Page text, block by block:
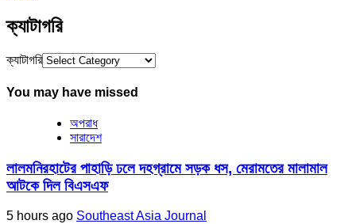
ক্যাটাগরি
ক্যাটাগরি
You may have missed
অপরাধ
সারাদেশ
লালমনিরহাটের পাহাড়ি ঢলে দহগ্রামে সড়ক ধস, মেরামতের মালামাল
আটকে দিল বিএসএফ
5 hours ago Southeast Asia Journal